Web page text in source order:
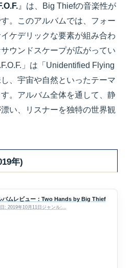
』は、Big Thiefの音楽性が
。このアルバムでは、フォー
ケデリックな要素が組み合わ
ウンドスケープが広がってい
」は「Unidentified Flying
、宇宙や自然といったテーマ
。アルバム全体を通して、静
い、リスナーを独特の世界観
年)
バムレビュー：Two Hands by Big Thief
: 2019年10月11日ジャンル:...